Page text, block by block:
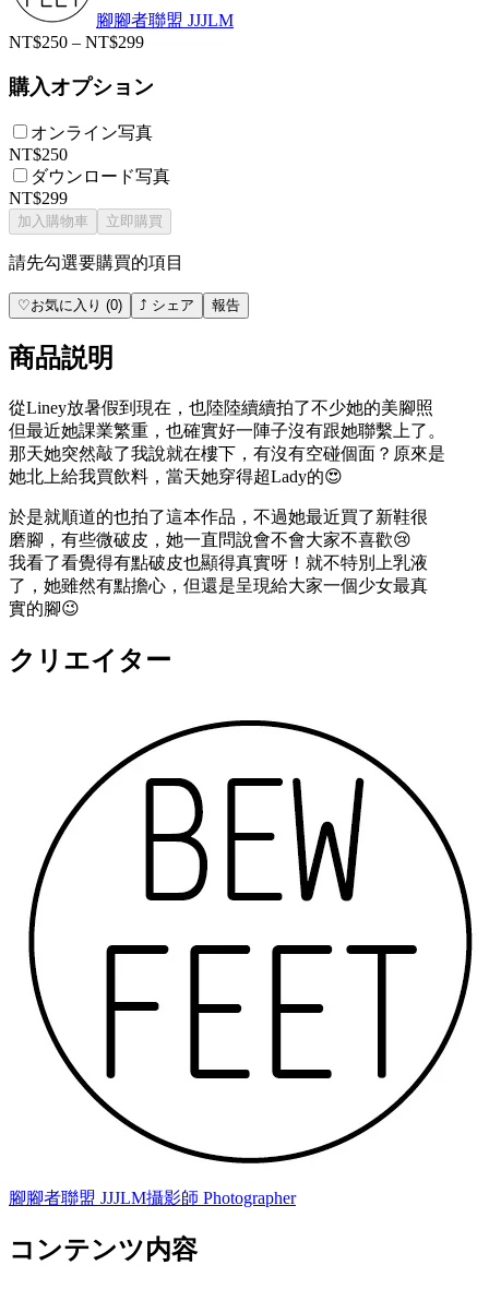
腳腳者聯盟 JJJLM
NT$250 – NT$299
購入オプション
オンライン写真
NT$250
ダウンロード写真
NT$299
加入購物車 立即購買
請先勾選要購買的項目
♡お気に入り (0) ⤴ シェア 報告
商品説明
從Liney放暑假到現在，也陸陸續續拍了不少她的美腳照
但最近她課業繁重，也確實好一陣子沒有跟她聯繫上了。
那天她突然敲了我說就在樓下，有沒有空碰個面？原來是
她北上給我買飲料，當天她穿得超Lady的😍
於是就順道的也拍了這本作品，不過她最近買了新鞋很
磨腳，有些微破皮，她一直問說會不會大家不喜歡😢
我看了看覺得有點破皮也顯得真實呀！就不特別上乳液
了，她雖然有點擔心，但還是呈現給大家一個少女最真
實的腳😉
クリエイター
腳腳者聯盟 JJJLM攝影師 Photographer
コンテンツ内容